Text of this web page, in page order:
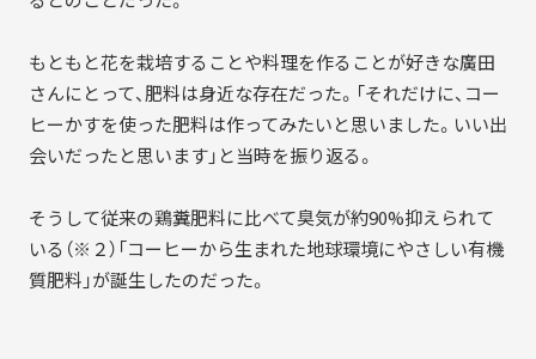
もともと花を栽培することや料理を作ることが好きな廣田
さんにとって、肥料は身近な存在だった。「それだけに、コー
ヒーかすを使った肥料は作ってみたいと思いました。いい出
会いだったと思います」と当時を振り返る。
そうして従来の鶏糞肥料に比べて臭気が約90%抑えられて
いる（※２）「コーヒーから生まれた地球環境にやさしい有機
質肥料」が誕生したのだった。